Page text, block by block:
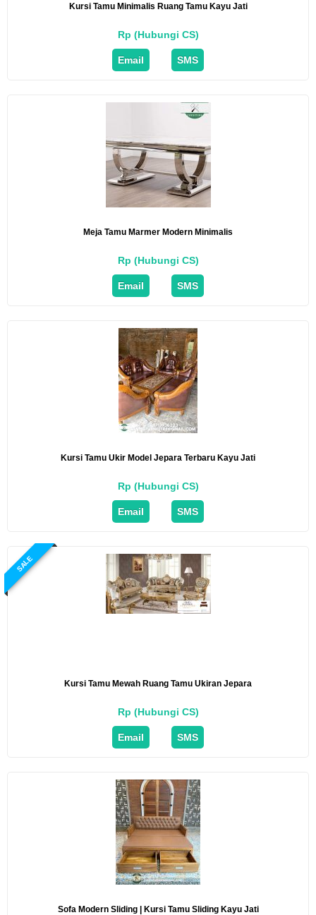
Kursi Tamu Minimalis Ruang Tamu Kayu Jati
Rp (Hubungi CS)
Email SMS
Meja Tamu Marmer Modern Minimalis
Rp (Hubungi CS)
Email SMS
Kursi Tamu Ukir Model Jepara Terbaru Kayu Jati
Rp (Hubungi CS)
Email SMS
SALE
Kursi Tamu Mewah Ruang Tamu Ukiran Jepara
Rp (Hubungi CS)
Email SMS
Sofa Modern Sliding | Kursi Tamu Sliding Kayu Jati